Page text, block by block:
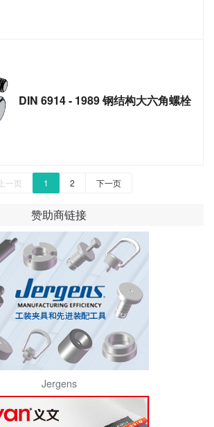
DIN 6914 - 1989 钢结构大六角螺栓
上一页 1 2 下一页
赞助商链接
Jergens